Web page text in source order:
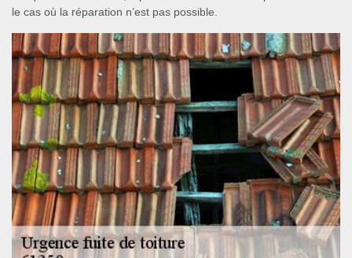
le cas où la réparation n’est pas possible.